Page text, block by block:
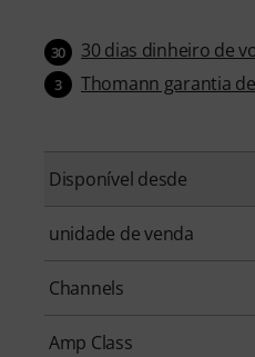
30 30 dias dinheiro de
3 Thomann garantia
Disponível desde
unidade de venda
Channels
Amp Class